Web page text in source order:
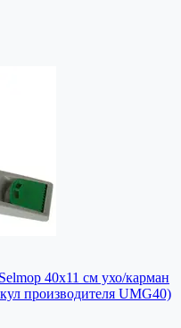
40х11 см ухо/карман
производителя UMG40)